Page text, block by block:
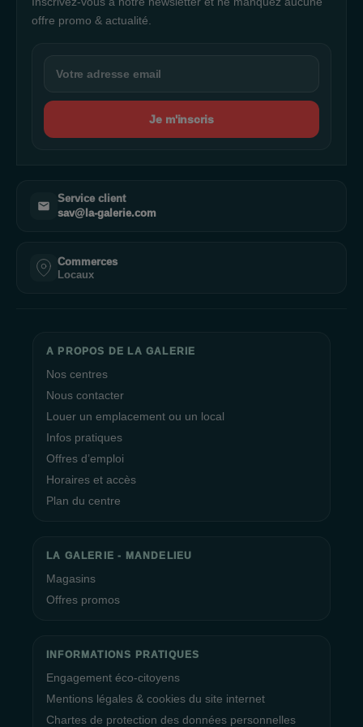
offre promo & actualité.
Je m'inscris
Service client
sav@la-galerie.com
Commerces
Locaux
A PROPOS DE LA GALERIE
Nos centres
Nous contacter
Louer un emplacement ou un local
Infos pratiques
Offres d’emploi
Horaires et accès
Plan du centre
LA GALERIE - MANDELIEU
Magasins
Offres promos
INFORMATIONS PRATIQUES
Engagement éco-citoyens
Mentions légales & cookies du site internet
Chartes de protection des données personnelles